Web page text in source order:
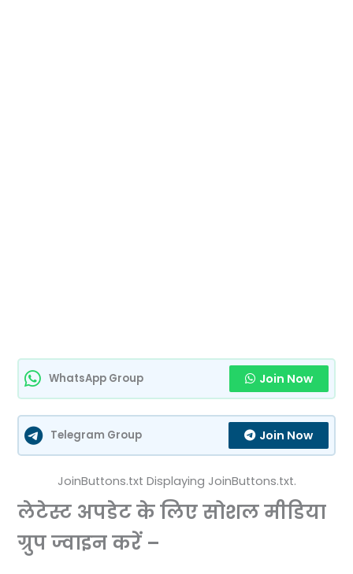
WhatsApp Group Join Now
Telegram Group Join Now
JoinButtons.txt Displaying JoinButtons.txt.
लेटेस्ट अपडेट के लिए सोशल मीडिया
ग्रुप ज्वाइन करें –